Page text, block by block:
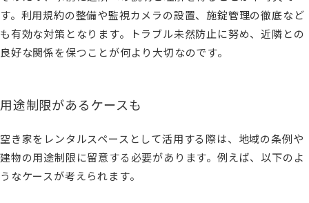
す。利用規約の整備や監視カメラの設置、施錠管理の徹底など
も有効な対策となります。トラブル未然防止に努め、近隣との
良好な関係を保つことが何より大切なのです。
用途制限があるケースも
空き家をレンタルスペースとして活用する際は、地域の条例や
建物の用途制限に留意する必要があります。例えば、以下のよ
うなケースが考えられます。